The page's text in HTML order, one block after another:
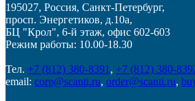
195027, Россия, Санкт-Петербург,
просп. Энергетиков, д.10а,
БЦ "Крол", 6-й этаж, офис 602-603
Режим работы: 10.00-18.30
Тел. +7 (812) 380-8391 , +7 (812) 380-
email: corp@scanti.ru, order@scanti.ru,